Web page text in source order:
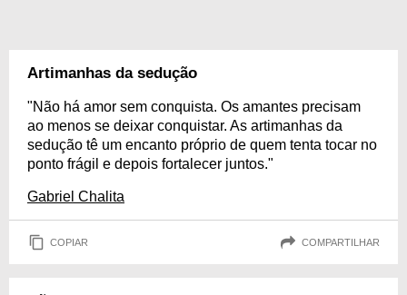
Artimanhas da sedução
"Não há amor sem conquista. Os amantes precisam
ao menos se deixar conquistar. As artimanhas da
sedução tê um encanto próprio de quem tenta tocar no
ponto frágil e depois fortalecer juntos."
Gabriel Chalita
COPIAR COMPARTILHAR